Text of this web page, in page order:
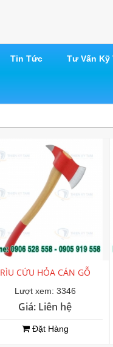
Tin Tức Tư Vấn Kỹ
RÌU CỨU HỎA CÁN GỖ
Lượt xem: 3346
Giá: Liên hệ
Đặt Hàng